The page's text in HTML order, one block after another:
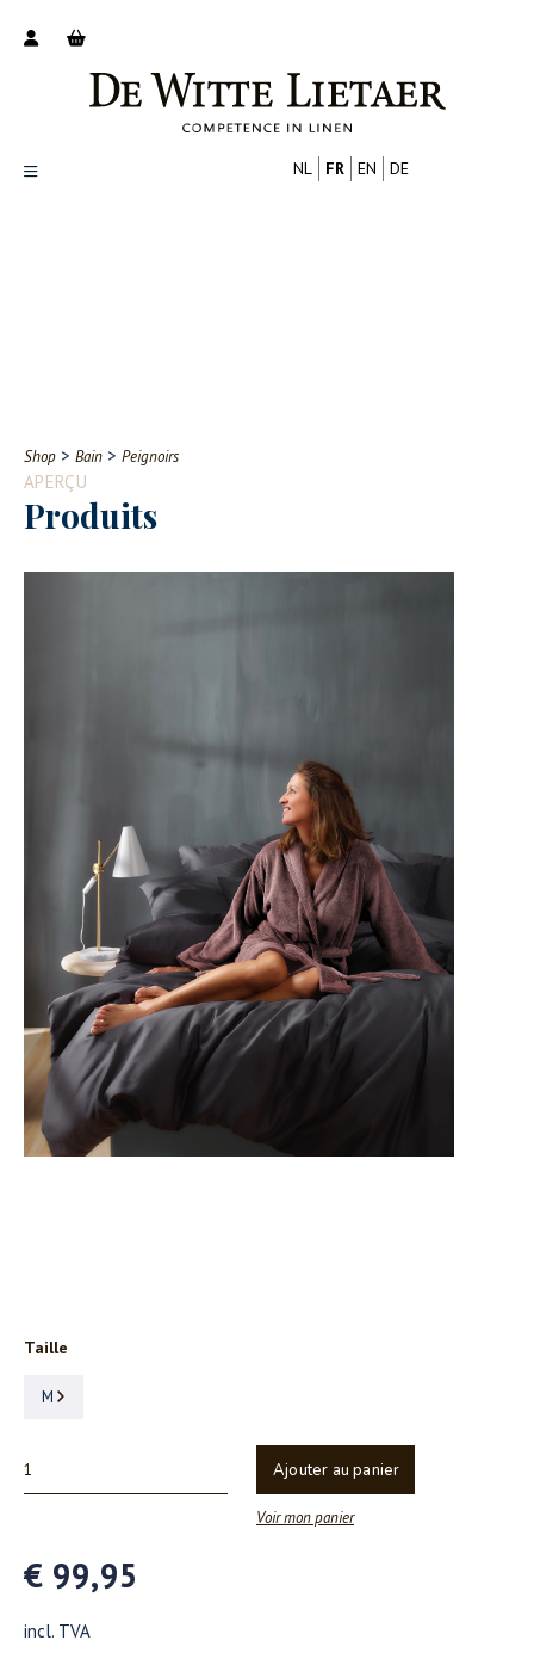
Contact
NL FR EN DE
Shop > Bain > Peignoirs
APERÇU
Produits
Taille
M
Ajouter au panier
Voir mon panier
€ 99,95
incl. TVA